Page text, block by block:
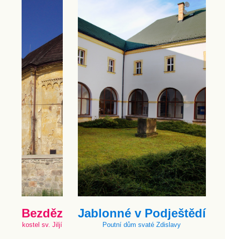
Bezděz
kostel sv. Jiljí
Jablonné v Podještědí
Poutní dům svaté Zdislavy